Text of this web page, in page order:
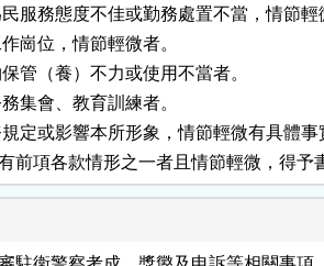
為民服務態度不佳或勤務處置不當，情節
作崗位，情節輕微者。
保管（養）不力或使用不當者。
務集會、教育訓練者。
務規定或影響本所形象，情節輕微有具體
前項各款情形之一者且情節輕微，得予